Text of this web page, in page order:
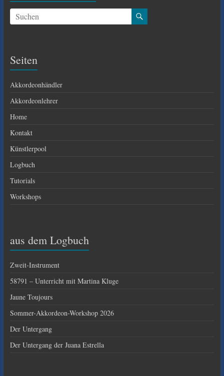
Seiten
Akkordeonhändler
Akkordeonlehrer
Home
Kontakt
Künstlerpool
Logbuch
Tutorials
Workshops
aus dem Logbuch
Zweit-Instrument
58791 – Unterricht mit Martina Kluge
Jaune Toujours
Sommer-Akkordeon-Workshop 2026
Der Untergang
Der Untergang der Juana Estrella